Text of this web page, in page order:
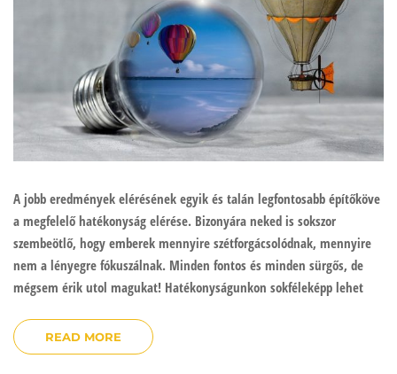
A jobb eredmények elérésének egyik és talán legfontosabb építőköve
a megfelelő hatékonyság elérése. Bizonyára neked is sokszor
szembeötlő, hogy emberek mennyire szétforgácsolódnak, mennyire
nem a lényegre fókuszálnak. Minden fontos és minden sürgős, de
mégsem érik utol magukat! Hatékonyságunkon sokféleképp lehet
READ MORE